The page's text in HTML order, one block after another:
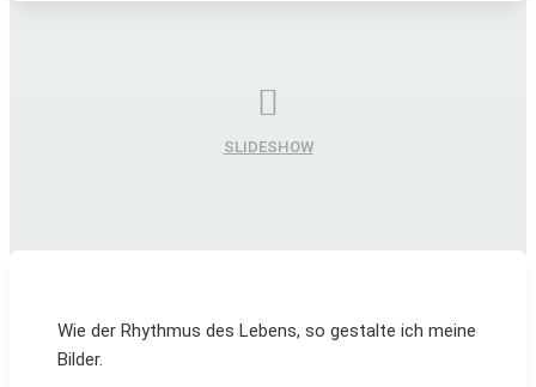
SLIDESHOW
Wie der Rhythmus des Lebens, so gestalte ich meine
Bilder.